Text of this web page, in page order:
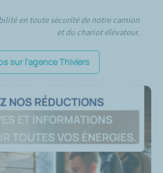
en toute sécurité de notre camion
et du chariot élévateur.
sur l'agence Thiviers